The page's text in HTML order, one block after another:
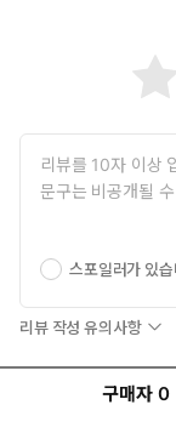
스포일러가 있
리뷰 작성 유의사항
구매자 0